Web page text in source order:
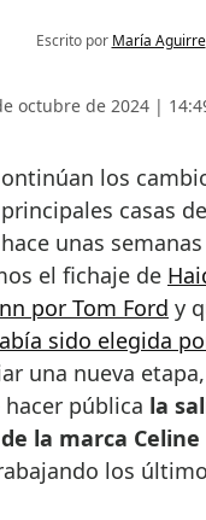
Escrito por María Aguirre
octubre de 2024 |
principales casas
hace unas semanas
el fichaje de
por Tom Ford y
sido elegida
una nueva
hacer pública la
la marca Celine
los